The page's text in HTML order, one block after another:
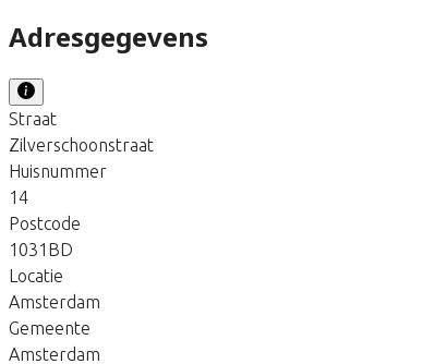
Adresgegevens
Straat
Zilverschoonstraat
Huisnummer
14
Postcode
1031BD
Locatie
Amsterdam
Gemeente
Amsterdam